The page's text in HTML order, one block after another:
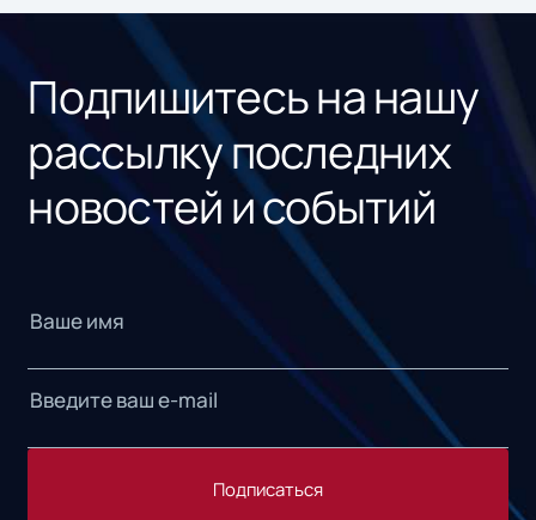
Подпишитесь на нашу
рассылку последних
новостей и событий
Подписаться